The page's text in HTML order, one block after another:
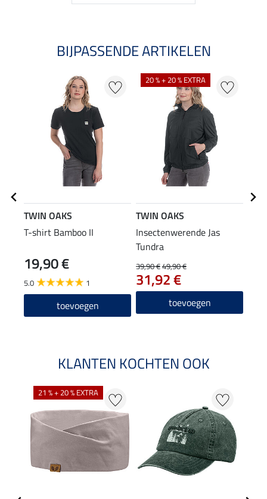
BIJPASSENDE ARTIKELEN
TWIN OAKS
T-shirt Bamboo II
19,90 €
5.0 1
toevoegen
20 % + 20 % EXTRA
TWIN OAKS
Insectenwerende Jas
Tundra
39,90 €49,90 €
31,92 €
toevoegen
KLANTEN KOCHTEN OOK
21 % + 20 % EXTRA